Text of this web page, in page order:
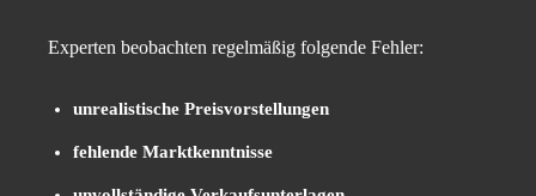
Experten beobachten regelmäßig folgende Fehler:
unrealistische Preisvorstellungen
fehlende Marktkenntnisse